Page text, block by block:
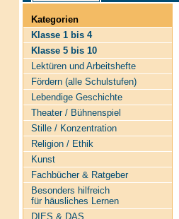
Kategorien
Klasse 1 bis 4
Klasse 5 bis 10
Lektüren und Arbeitshefte
Fördern (alle Schulstufen)
Lebendige Geschichte
Theater / Bühnenspiel
Stille / Konzentration
Religion / Ethik
Kunst
Fachbücher & Ratgeber
Besonders hilfreich
für häusliches Lernen
DIES & DAS